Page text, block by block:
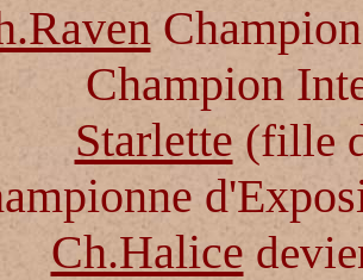
Champion
Starlette (fille
Ch.Halice